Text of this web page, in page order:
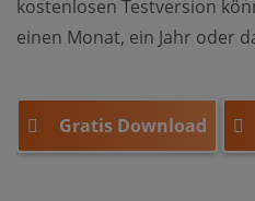
kostenlosen Testversion
einen Monat, ein Jahr oder
Gratis Download